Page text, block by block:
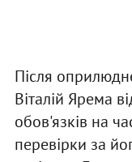
Після
Віталій Ярема
обов'язків на
перевірки за